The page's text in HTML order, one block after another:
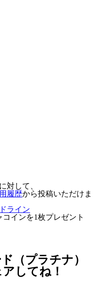
対して、
履歴から投稿いただけま
ライン
コインを1枚プレゼント
（プラチナ）
してね！